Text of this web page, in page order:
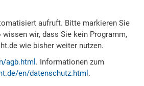
aufruft. Bitte markieren Sie
wir, dass Sie kein Programm,
wie bisher weiter nutzen.
agb.html . Informationen zum
en/datenschutz.html .